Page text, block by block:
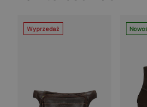
Wyprzedaż